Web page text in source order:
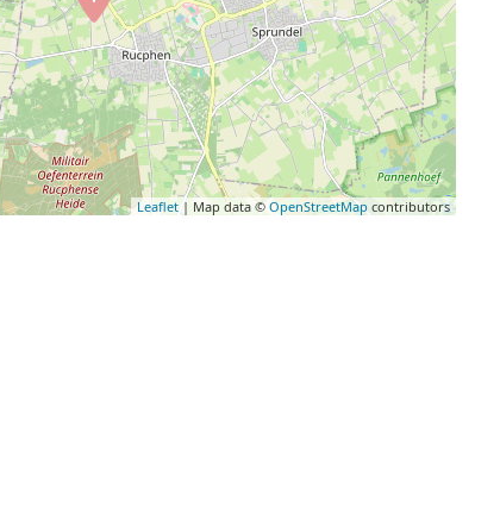
Leaflet| Map data ©OpenStreetMap contributors